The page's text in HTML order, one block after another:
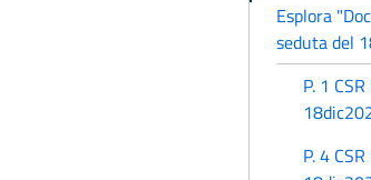
Esplora
seduta del
P. 1
P. 4